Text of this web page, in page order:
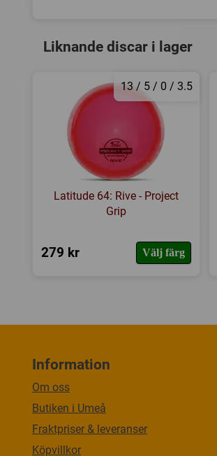
Liknande discar i lager
13 / 5 / 0 / 3.5
Latitude 64: Rive - Project
Grip
279 kr Välj färg
Information
Om oss
Butiken i Umeå
Fraktpriser & leveranser
Köpvillkor